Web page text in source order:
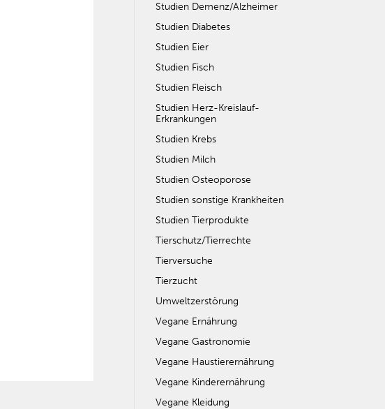
Studien Demenz/Alzheimer
Studien Diabetes
Studien Eier
Studien Fisch
Studien Fleisch
Studien Herz-Kreislauf-
Erkrankungen
Studien Krebs
Studien Milch
Studien Osteoporose
Studien sonstige Krankheiten
Studien Tierprodukte
Tierschutz/Tierrechte
Tierversuche
Tierzucht
Umweltzerstörung
Vegane Ernährung
Vegane Gastronomie
Vegane Haustierernährung
Vegane Kinderernährung
Vegane Kleidung